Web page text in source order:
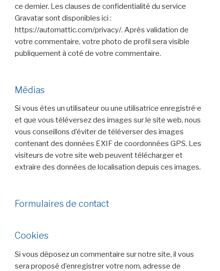
ce dernier. Les clauses de confidentialité du service
Gravatar sont disponibles ici :
https://automattic.com/privacy/. Après validation de
votre commentaire, votre photo de profil sera visible
publiquement à coté de votre commentaire.
Médias
Si vous êtes un utilisateur ou une utilisatrice enregistré·e
et que vous téléversez des images sur le site web, nous
vous conseillons d’éviter de téléverser des images
contenant des données EXIF de coordonnées GPS. Les
visiteurs de votre site web peuvent télécharger et
extraire des données de localisation depuis ces images.
Formulaires de contact
Cookies
Si vous déposez un commentaire sur notre site, il vous
sera proposé d’enregistrer votre nom, adresse de